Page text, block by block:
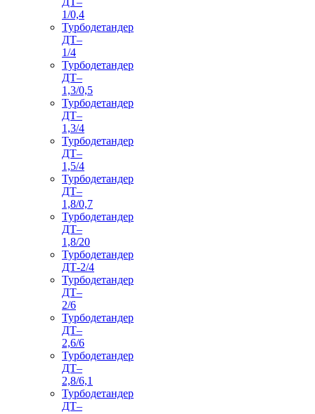
1/0,4
Турбодетандер
ДТ–
1/4
Турбодетандер
ДТ–
1,3/0,5
Турбодетандер
ДТ–
1,3/4
Турбодетандер
ДТ–
1,5/4
Турбодетандер
ДТ–
1,8/0,7
Турбодетандер
ДТ–
1,8/20
Турбодетандер
ДТ-2/4
Турбодетандер
ДТ–
2/6
Турбодетандер
ДТ–
2,6/6
Турбодетандер
ДТ–
2,8/6,1
Турбодетандер
ДТ–